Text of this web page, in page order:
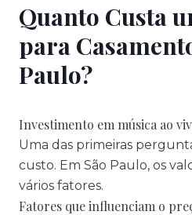
Quanto Custa
para
Paulo?
Investimento em música ao
Uma das primeiras
custo. Em São Paulo, os
vários fatores.
Fatores que influenciam o